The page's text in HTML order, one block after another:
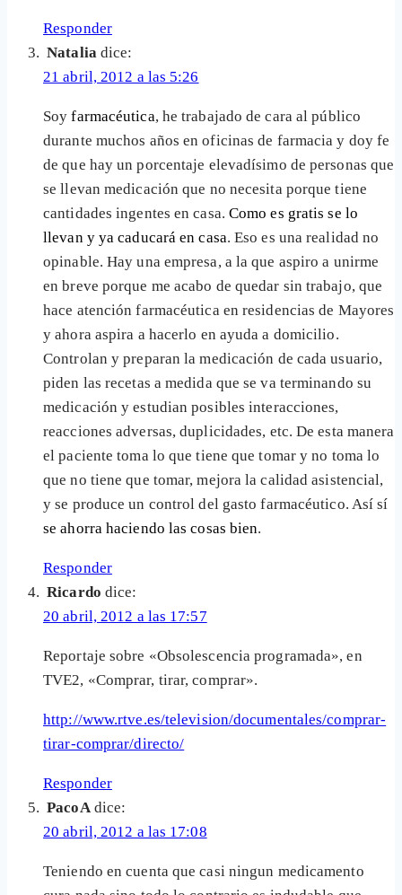
Responder
Natalia dice:
21 abril, 2012 a las 5:26
Soyfarmacéutica, he trabajado de cara al público
durante muchos años en oficinas de farmacia y doy fe
de que hay un porcentaje elevadísimo de personas que
se llevan medicación que no necesita porque tiene
cantidades ingentes en casa. Como es gratis se lo
llevan y ya caducará en casa. Eso es una realidad no
opinable. Hay una empresa, a la que aspiro a unirme
en breve porque me acabo de quedar sin trabajo, que
hace atención farmacéutica en residencias de Mayores
y ahora aspira a hacerlo en ayuda a domicilio.
Controlan y preparan la medicación de cada usuario,
piden las recetas a medida que se va terminando su
medicación y estudian posibles interacciones,
reacciones adversas, duplicidades, etc. De esta manera
el paciente toma lo que tiene que tomar y no toma lo
que no tiene que tomar, mejora la calidad asistencial,
y se produce un control del gasto farmacéutico. Así sí
se ahorra haciendo las cosas bien.
Responder
Ricardo dice:
20 abril, 2012 a las 17:57
Reportaje sobre «Obsolescencia programada», en
TVE2, «Comprar, tirar, comprar».
http://www.rtve.es/television/documentales/comprar-
tirar-comprar/directo/
Responder
PacoA dice:
20 abril, 2012 a las 17:08
Teniendo en cuenta que casi ningun medicamento